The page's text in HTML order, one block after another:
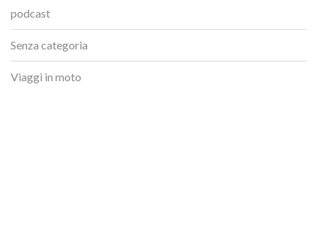
podcast
Senza categoria
Viaggi in moto